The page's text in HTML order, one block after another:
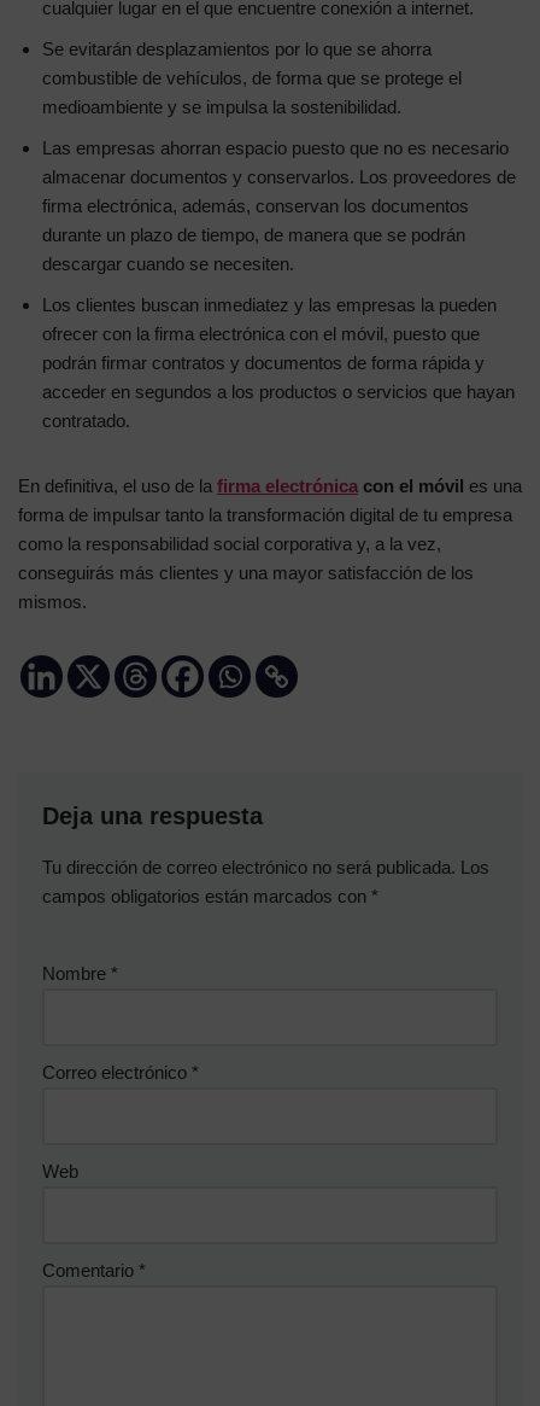
cualquier lugar en el que encuentre conexión a internet.
Se evitarán desplazamientos por lo que se ahorra
combustible de vehículos, de forma que se protege el
medioambiente y se impulsa la sostenibilidad.
Las empresas ahorran espacio puesto que no es necesario
almacenar documentos y conservarlos. Los proveedores de
firma electrónica, además, conservan los documentos
durante un plazo de tiempo, de manera que se podrán
descargar cuando se necesiten.
Los clientes buscan inmediatez y las empresas la pueden
ofrecer con la firma electrónica con el móvil, puesto que
podrán firmar contratos y documentos de forma rápida y
acceder en segundos a los productos o servicios que hayan
contratado.
En definitiva, el uso de la firma electrónica con el móvil es una
forma de impulsar tanto la transformación digital de tu empresa
como la responsabilidad social corporativa y, a la vez,
conseguirás más clientes y una mayor satisfacción de los
mismos.
Deja una respuesta
Tu dirección de correo electrónico no será publicada. Los
campos obligatorios están marcados con *
Nombre *
Correo electrónico *
Web
Comentario *